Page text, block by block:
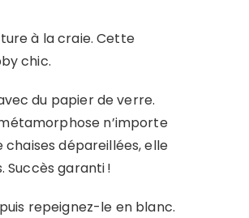
à la craie. Cette
chic.
du papier de verre.
n’importe
dépareillées, elle
Succès garanti !
repeignez-le en blanc.